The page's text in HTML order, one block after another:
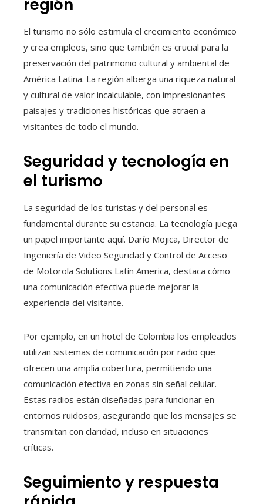
región
El turismo no sólo estimula el crecimiento económico
y crea empleos, sino que también es crucial para la
preservación del patrimonio cultural y ambiental de
América Latina. La región alberga una riqueza natural
y cultural de valor incalculable, con impresionantes
paisajes y tradiciones históricas que atraen a
visitantes de todo el mundo.
Seguridad y tecnología en
el turismo
La seguridad de los turistas y del personal es
fundamental durante su estancia. La tecnología juega
un papel importante aquí. Darío Mojica, Director de
Ingeniería de Video Seguridad y Control de Acceso
de Motorola Solutions Latin America, destaca cómo
una comunicación efectiva puede mejorar la
experiencia del visitante.
Por ejemplo, en un hotel de Colombia los empleados
utilizan sistemas de comunicación por radio que
ofrecen una amplia cobertura, permitiendo una
comunicación efectiva en zonas sin señal celular.
Estas radios están diseñadas para funcionar en
entornos ruidosos, asegurando que los mensajes se
transmitan con claridad, incluso en situaciones
críticas.
Seguimiento y respuesta